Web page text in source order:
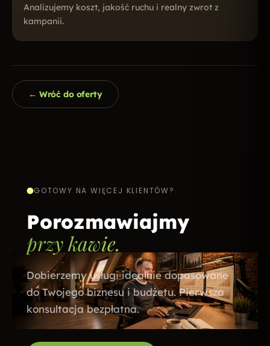
Analizujemy koszt, jakość ruchu i realny zwrot z
kampanii.
← Wróć do oferty
GOTOWY NA WIĘCEJ KLIENTÓW?
Porozmawiajmy
przy kawie.
Dobierzemy usługi idealnie dopasowane
do Twojego biznesu i budżetu. Pierwsza
konsultacja bezpłatna.